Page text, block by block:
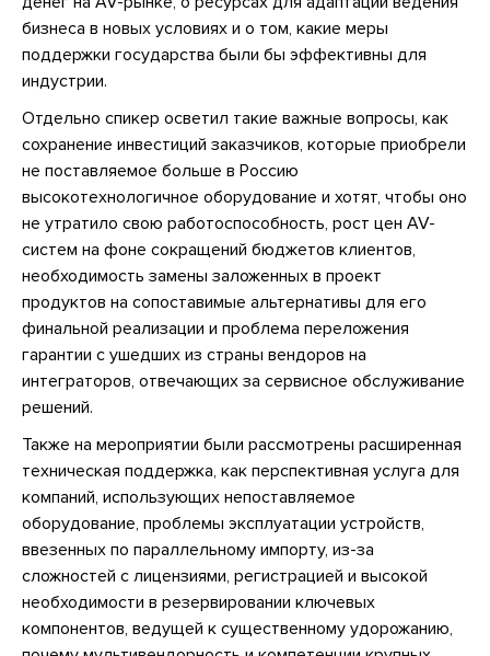
бизнеса в новых условиях и о том, какие меры
поддержки государства были бы эффективны для
индустрии.
Отдельно спикер осветил такие важные вопросы, как
сохранение инвестиций заказчиков, которые приобрели
не поставляемое больше в Россию
высокотехнологичное оборудование и хотят, чтобы оно
не утратило свою работоспособность, рост цен AV-
систем на фоне сокращений бюджетов клиентов,
необходимость замены заложенных в проект
продуктов на сопоставимые альтернативы для его
финальной реализации и проблема переложения
гарантии с ушедших из страны вендоров на
интеграторов, отвечающих за сервисное обслуживание
решений.
Также на мероприятии были рассмотрены расширенная
техническая поддержка, как перспективная услуга для
компаний, использующих непоставляемое
оборудование, проблемы эксплуатации устройств,
ввезенных по параллельному импорту, из-за
сложностей с лицензиями, регистрацией и высокой
необходимости в резервировании ключевых
компонентов, ведущей к существенному удорожанию,